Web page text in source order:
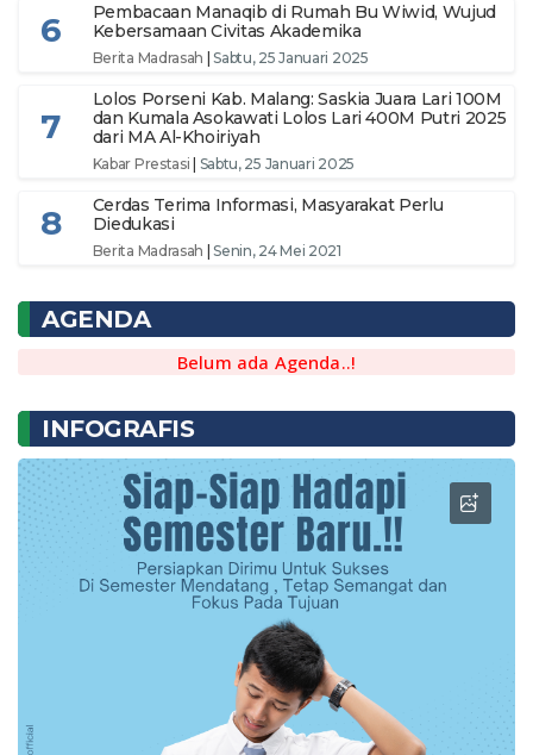
6
Pembacaan Manaqib di Rumah Bu Wiwid, Wujud
Kebersamaan Civitas Akademika
Berita Madrasah |Sabtu, 25 Januari 2025
7
Lolos Porseni Kab. Malang: Saskia Juara Lari 100M
dan Kumala Asokawati Lolos Lari 400M Putri 2025
dari MA Al-Khoiriyah
Kabar Prestasi Sabtu, 25 Januari 2025
8
Cerdas Terima Informasi, Masyarakat Perlu
Diedukasi
Berita Madrasah |Senin, 24 Mei 2021
AGENDA
Belum ada Agenda..!
INFOGRAFIS